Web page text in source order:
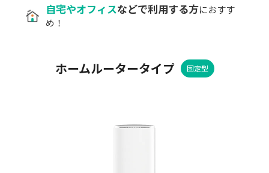
自宅やオフィスなどで利用する方におすす
め！
ホームルータータイプ 固定型